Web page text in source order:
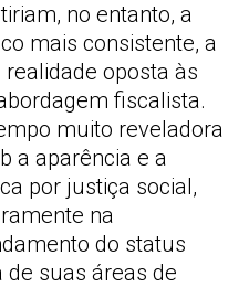
no entanto, a
mais consistente, a
oposta às
fiscalista.
muito reveladora
a aparência e a
por justiça social,
na
do status
de suas áreas de